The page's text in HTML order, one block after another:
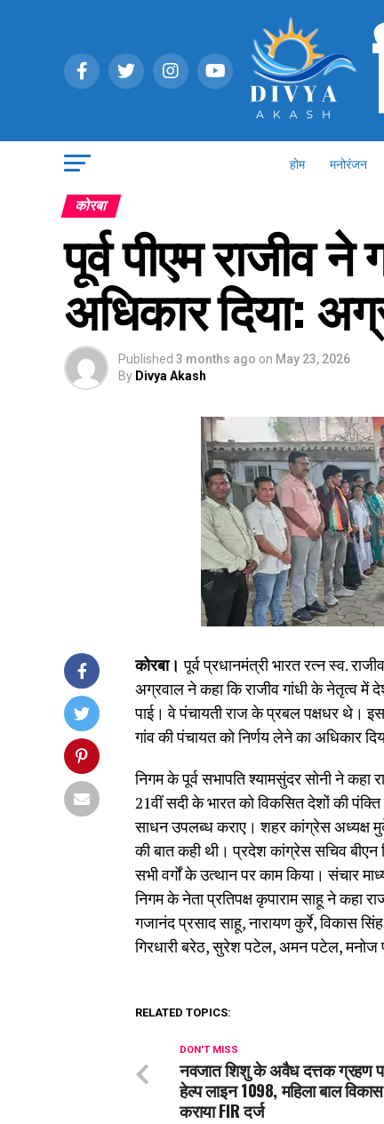
होम मनोरंजन
कोरबा
पूर्व पीएम राजीव
अधिकार दिया:
Published 3 months ago on May 23, 2026
By Divya Akash
कोरबा।पूर्व प्रधानमंत्री भारत रत्न स्व.
अग्रवाल ने कहा कि राजीव गांधी के नेतृत्व में
पाई। वे पंचायती राज के प्रबल पक्षधर थे।
गांव की पंचायत को निर्णय लेने का अधिकार
निगम के पूर्व सभापति श्यामसुंदर सोनी ने कहा
21वीं सदी के भारत को विकसित देशों की
साधन उपलब्ध कराए। शहर कांग्रेस अध्यक्ष
की बात कही थी। प्रदेश कांग्रेस सचिव बीएन
सभी वर्गों के उत्थान पर काम किया। संचार
निगम के नेता प्रतिपक्ष कृपाराम साहू ने कहा
गजानंद प्रसाद साहू, नारायण कुर्रे, विकास
गिरधारी बरेठ, सुरेश पटेल, अमन पटेल,
RELATED TOPICS:
DON'T MISS
नवजात शिशु के अवैध दत्तक ग्रहण
हेल्प लाइन 1098, महिला बाल
कराया FIR दर्ज